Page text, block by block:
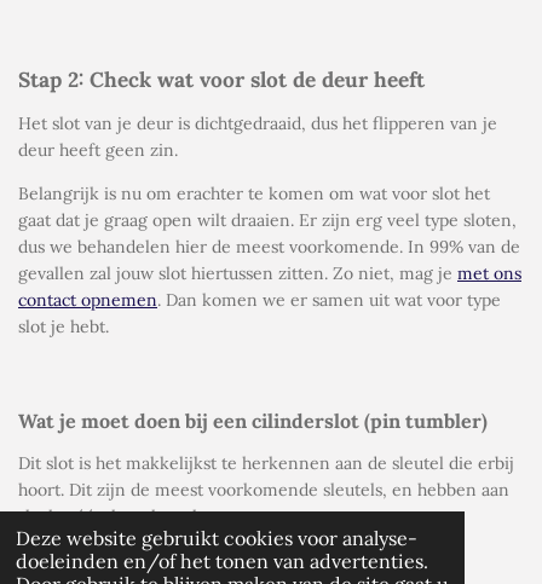
Deze website gebruikt cookies voor analyse-
doeleinden en/of het tonen van advertenties.
Stap 2: Check wat voor slot de deur heeft
Het slot van je deur is dichtgedraaid, dus het flipperen van je
deur heeft geen zin.
Belangrijk is nu om erachter te komen om wat voor slot het
gaat dat je graag open wilt draaien. Er zijn erg veel type sloten,
dus we behandelen hier de meest voorkomende. In 99% van de
gevallen zal jouw slot hiertussen zitten. Zo niet, mag je met ons
contact opnemen. Dan komen we er samen uit wat voor type
slot je hebt.
Wat je moet doen bij een cilinderslot (pin tumbler)
Dit slot is het makkelijkst te herkennen aan de sleutel die erbij
hoort. Dit zijn de meest voorkomende sleutels, en hebben aan
slechts één kant kartels.
NLBedrijfsvermelding.nl - Gratis uw bedr